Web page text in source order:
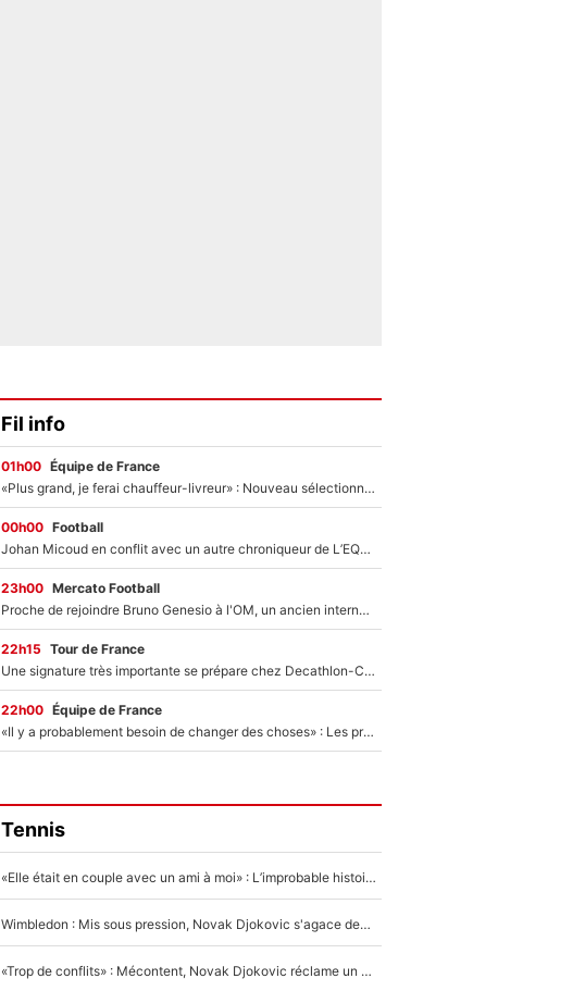
Fil info
01h00 Équipe de France
«Plus grand, je ferai chauffeur-livreur» : Nouveau sélectionneur des Bleus, Zinédine Zidane s’était imaginé un avenir très différent lorsqu'il était enfant
00h00 Football
Johan Micoud en conflit avec un autre chroniqueur de L’EQUIPE du Soir : «Pendant un moment, je ne les ai pas remis ensemble dans l'émission»
23h00 Mercato Football
Proche de rejoindre Bruno Genesio à l'OM, un ancien international français va finalement débarquer... sur RMC !
22h15 Tour de France
Une signature très importante se prépare chez Decathlon-CMA CGM pour aider Paul Seixas à gagner le Tour de France 2027
22h00 Équipe de France
«Il y a probablement besoin de changer des choses» : Les premiers changements de Zinedine Zidane en équipe de France sont révélés ?
Tennis
«Elle était en couple avec un ami à moi» : L’improbable histoire derrière la «seule relation longue» de Novak Djokovic
Wimbledon : Mis sous pression, Novak Djokovic s'agace devant la presse !
«Trop de conflits» : Mécontent, Novak Djokovic réclame un grand changement !